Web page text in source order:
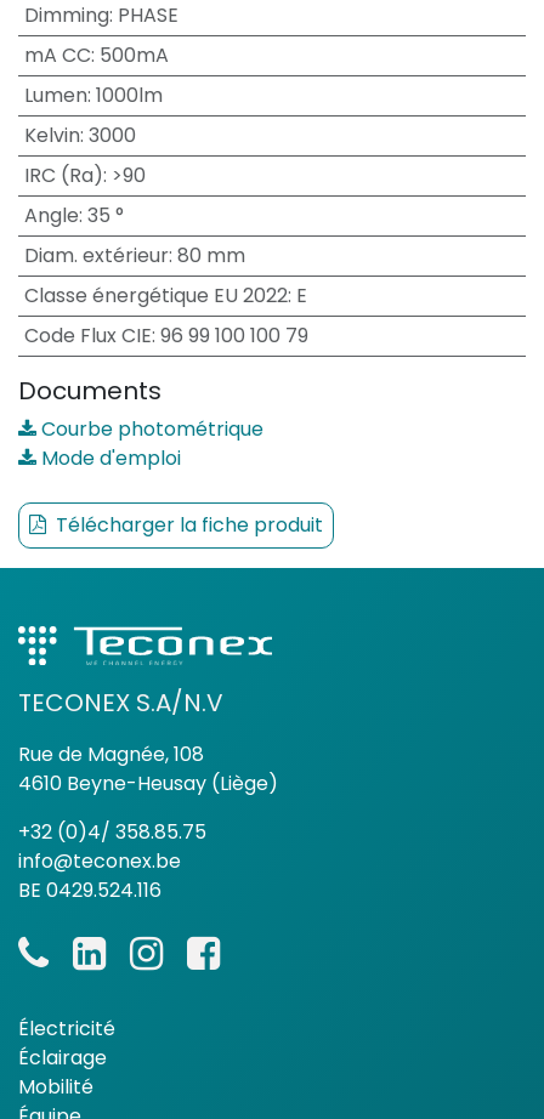
Dimming: PHASE
mA CC: 500mA
Lumen: 1000lm
Kelvin: 3000
IRC (Ra): >90
Angle: 35 °
Diam. extérieur: 80 mm
Classe énergétique EU 2022: E
Code Flux CIE: 96 99 100 100 79
Documents
Courbe photométrique
Mode d'emploi
Télécharger la fiche produit
TECONEX S.A/N.V
Rue de Magnée, 108
4610 Beyne-Heusay (Liège)
+32 (0)4/ 358.85.75
info@teconex.be
BE 0429.524.116
Électricité
Éclairage
Mobilité